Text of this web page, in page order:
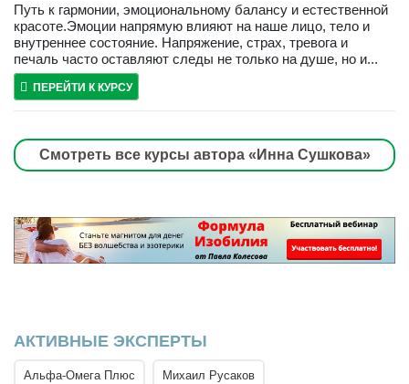
Путь к гармонии, эмоциональному балансу и естественной
красоте.Эмоции напрямую влияют на наше лицо, тело и
внутреннее состояние. Напряжение, страх, тревога и
печаль часто оставляют следы не только на душе, но и...
ПЕРЕЙТИ К КУРСУ
Смотреть все курсы автора «Инна Сушкова»
АКТИВНЫЕ ЭКСПЕРТЫ
Альфа-Омега Плюс Михаил Русаков